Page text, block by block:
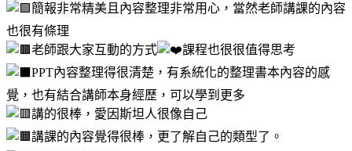
簡報非常精美且內容整理非常用心，當然老師講課的內容
也很有條理
老師跟大家互動的方式
課程也很很值得思考
PPT內容整理得很清楚，有系統化的整理書本內容的感
覺，也有結合講師本身經歷，可以學到更多
講的很棒，愛因斯坦人很像自己
講課的內容覺得很棒，更了解自己的類型了。